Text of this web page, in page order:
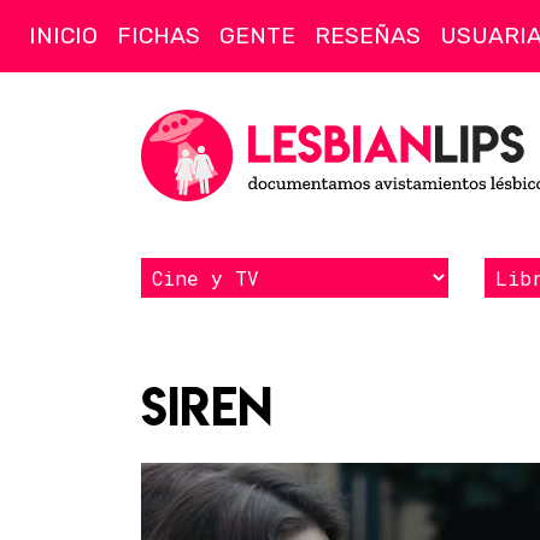
INICIO FICHAS GENTE RESEÑAS
Siren